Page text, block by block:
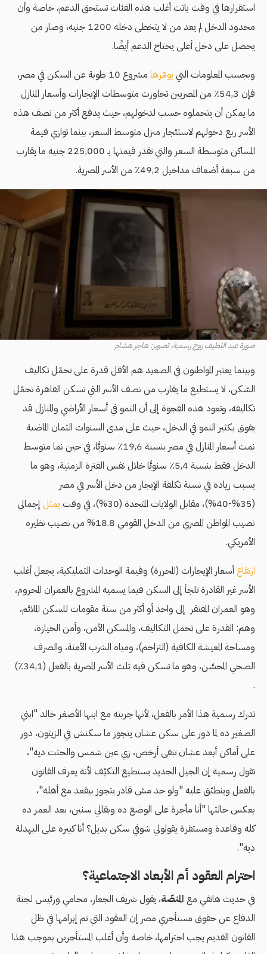
استقرارها في وقت باتت أغلب هذه الفئات تستحق الدعم، خاصة وأن
محدود الدخل لم يعد من لا يتخطى دخله 1200 جنيه، وصار من
يحصل على دخل أعلى يحتاج الدعم أيضًا.
وبجسب المعلومات التي يوفرها
مشروع 10 طوبة عن السكن في مصر،
فإن 54,3٪ من المصريين تجاوزت متوسطات الإيجارات وأسعار المنازل
ما يمكن أن يتحملوه حسب لدخولهم، حيث يدفع أكثر من نصف هذه
الأسر ربع دخولهم لاستئجار منزل متوسط السعر، بينما توازي قيمة
المساكن متوسطة السعر والتي تقدر قيمتها بـ 225,000 جنيه ما يقارب
من سبعة أضعاف مداخيل 49,2٪ من الأسر المصرية.
صورة عبد اللطيف زوج رسمية، تصوير: هاجر هشام
وبينما يعتبر المواطنون في الصعيد هم الأقل قدرة على تحمّل تكاليف
السّكن، لا يستطيع ما يقارب من نصف الأسر التي تسكن القاهرة تحمّل
تكاليفه، وتعود هذه الفجوة إلى أن النمو في أسعار الأراضي والمنازل قد
يفوق بكثير النمو في الدخل، حيث على مدى السنوات الثمان الماضية
نمت أسعار المنازل في مصر بنسبة 19,6٪ سنويًّا، في حين نما متوسط
الدخل فقط بنسبة 5,4٪ سنويًّا خلال نفس الفترة الزمنية، وهو ما
يسبب زيادة في نسبة تكلفة الإيجار من دخل الأسر في مصر
(35%-40%)، مقابل الولايات المتحدة (30%)، في وقت
يمثل إجمالي
نصيب المواطن المصري من الدخل القومي 18.8% من نصيب نظيره
الأمريكي.
ارتفاعأسعار الإيجارات (المحررة) وقيمة الوحدات التمليكية، يجعل أغلب
الأسر غير القادرة تلجأ إلى السكن فيما يسميه المشروع بالعمران المحروم،
وهو العمران المفتقر إلى واحد أو أكثر من ستة مقومات للسكن الملائم،
وهم: القدرة على تحمل التكاليف، والمسكن الآمن، وأمن الحيازة،
ومساحة المعيشة الكافية (التزاحم)، ومياه الشرب الآمنة، والصرف
الصحي المحسَّن، وهو ما تسكن فيه ثلث الأسر المصرية بالفعل (34,1٪)
.
تدرك رسمية هذا الأمر بالفعل، لأنها جربته مع ابنها الأصغر خالد "ابني
الصغير ده لما دور على سكن عشان يتجوز ما سكنش في الزيتون، دور
على أماكن أبعد عشان تبقى أرخص، زي عين شمس والحتت ديه"،
تقول رسمية إن الجيل الجديد يستطيع التكيّف لأنه يعرف القانون
بالفعل وينطبّق عليه "ولو حد مش قادر يتجوز بيقعد مع أهله"،
بعكس حالتها "أنا مأجرة على الوضع ده وبقالي سنين، بعد العمر ده
كله وقاعدة ومستقرة يقولولي شوفي سكن بديل؟ أنا كبيرة على البهدلة
ديه".
احترام العقود أم الأبعاد الاجتماعية؟
في حديث هاتفي مع المنصّة، يقول شريف الجعار، محامي ورئيس لجنة
الدفاع عن حقوق مستأجري مصر إن العقود التي تم إبرامها في ظل
القانون القديم يجب احترامها، خاصة وأن أغلب المستأجرين بموجب هذا